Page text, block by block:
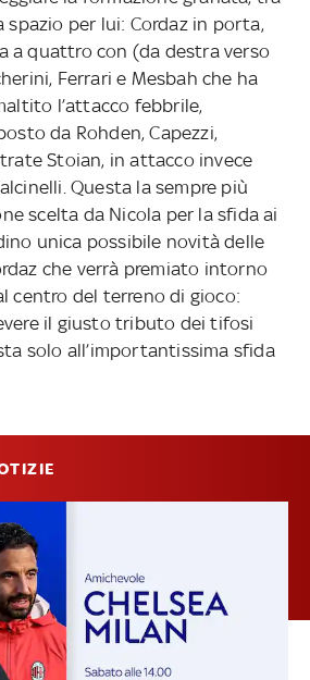
spazio per lui: Cordaz in porta,
a quattro con (da destra verso
Ferrari e Mesbah che ha
l’attacco febbrile,
da Rohden, Capezzi,
Stoian, in attacco invece
Questa la sempre più
scelta da Nicola per la sfida ai
unica possibile novità delle
che verrà premiato intorno
centro del terreno di gioco:
il giusto tributo dei tifosi
solo all’importantissima sfida